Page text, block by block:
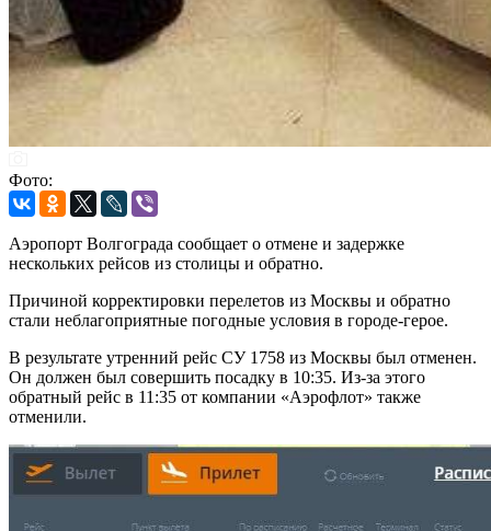
Фото:
Аэропорт Волгограда сообщает о отмене и задержке
нескольких рейсов из столицы и обратно.
Причиной корректировки перелетов из Москвы и обратно
стали неблагоприятные погодные условия в городе-герое.
В результате утренний рейс СУ 1758 из Москвы был отменен.
Он должен был совершить посадку в 10:35. Из-за этого
обратный рейс в 11:35 от компании «Аэрофлот» также
отменили.